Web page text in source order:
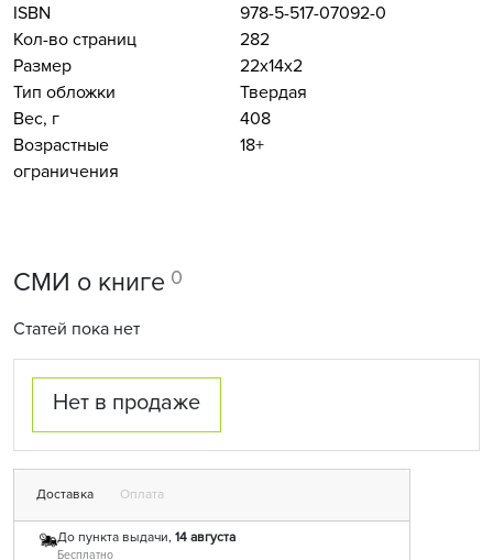
ISBN
978-5-517-07092-0
Кол-во страниц
282
Размер
22x14x2
Тип обложки
Твердая
Вес, г
408
Возрастные
ограничения
18+
СМИ о книге 0
Статей пока нет
Нет в продаже
Доставка Оплата
До пункта выдачи, 14 августа
Бесплатно